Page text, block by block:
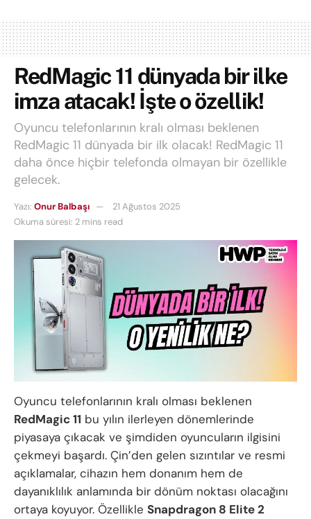
RedMagic 11 dünyada bir ilke
imza atacak! İşte o özellik!
Oyuncu telefonlarının kralı olması beklenen
RedMagic 11 dünyada bir ilk olacak! RedMagic 11
daha önce hiçbir telefonda olmayan bir özellikle
gelecek.
Yazı: Onur Balbaşı
21 Ağustos 2025
Okuma süresi: 2 mins read
Oyuncu telefonlarının kralı olması beklenen
RedMagic 11 bu yılın ilerleyen dönemlerinde
piyasaya çıkacak ve şimdiden oyuncuların ilgisini
çekmeyi başardı. Çin’den gelen sızıntılar ve resmi
açıklamalar, cihazın hem donanım hem de
dayanıklılık anlamında bir dönüm noktası olacağını
ortaya koyuyor. Özellikle Snapdragon 8 Elite 2